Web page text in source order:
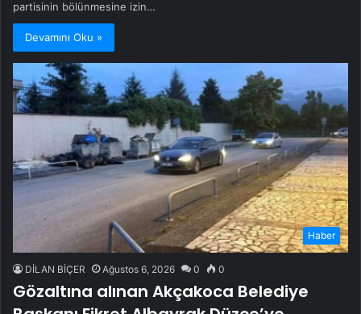
partisinin bölünmesine izin…
Devamını Oku »
Haber
DİLAN BİÇER Ağustos 6, 2026 0 0
Gözaltına alınan Akçakoca Belediye